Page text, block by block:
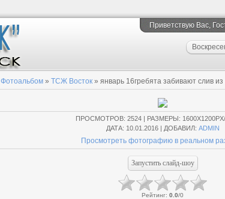
Приветствую Вас,
Фотоальбом » ТСЖ Восток » январь 16гребята забивают слив
ПРОСМОТРОВ: 2524 | РАЗМЕРЫ:
ДАТА: 10.01.2016 | ДОБАВИЛ: ADMIN
Просмотреть фотографию в реальном
Рейтинг: 0.0/0